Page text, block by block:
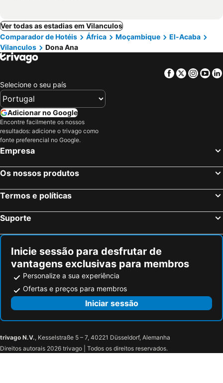
Ver todas as estadias em Vilanculos
Comparador de Hotéis
África Moçambique
El-Acaba
Vilanculos
Dona Ana
Facebook
Twitter
Selecione o seu país
Adicionar no Google
Encontre facilmente os nossos
resultados: adicione o trivago como
fonte preferencial no Google.
Empresa
Os nossos produtos
Termos e políticas
Suporte
Inicie sessão para desfrutar de
vantagens exclusivas para membros
Personalize a sua experiência
Ofertas e preços para membros
Iniciar sessão
trivago N.V., Kesselstraße 5 – 7, 40221 Düsseldorf, Alemanha
Direitos autorais 2026 trivago | Todos os direitos reservados.